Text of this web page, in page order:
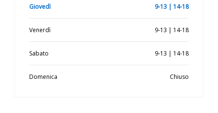
Giovedì 9-13 | 14-18
Venerdì 9-13 | 14-18
Sabato 9-13 | 14-18
Domenica Chiuso